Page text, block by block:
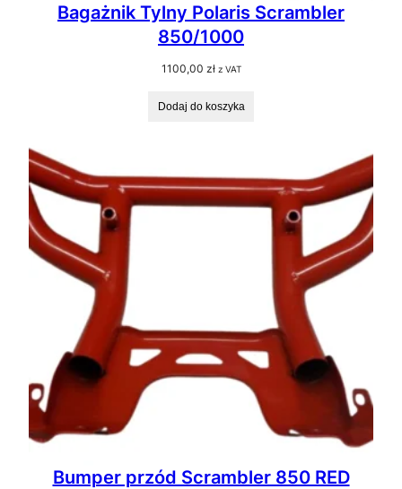
Bagażnik Tylny Polaris Scrambler
850/1000
1100,00 zł z VAT
Dodaj do koszyka
Bumper przód Scrambler 850 RED